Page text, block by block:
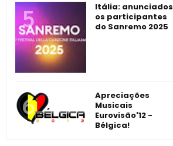
Itália: anunciados
os participantes
do Sanremo 2025
Apreciações
Musicais
Eurovisão'12 -
Bélgica!